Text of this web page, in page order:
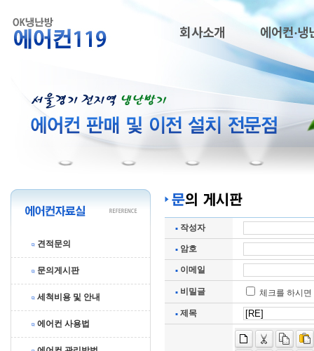
회사소개 에어컨·냉
견적문의
문의게시판
세척비용 및 안내
에어컨 사용법
작성자
암호
이메일
비밀글 체크를 하시
제목